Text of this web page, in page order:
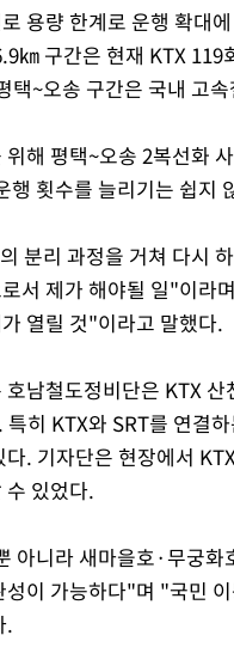
용량 한계로 운행 확대
㎞ 구간은 현재 KTX 119
택~오송 구간은 국내 고
해 평택~오송 2복선화
행 횟수를 늘리기는 쉽지
분리 과정을 거쳐 다시
서 제가 해야될 일"이라
열릴 것"이라고 말했다.
남철도정비단은 KTX
히 KTX와 SRT를 연결
. 기자단은 현장에서
수 있었다.
아니라 새마을호·무궁
성이 가능하다"며 "국민
.